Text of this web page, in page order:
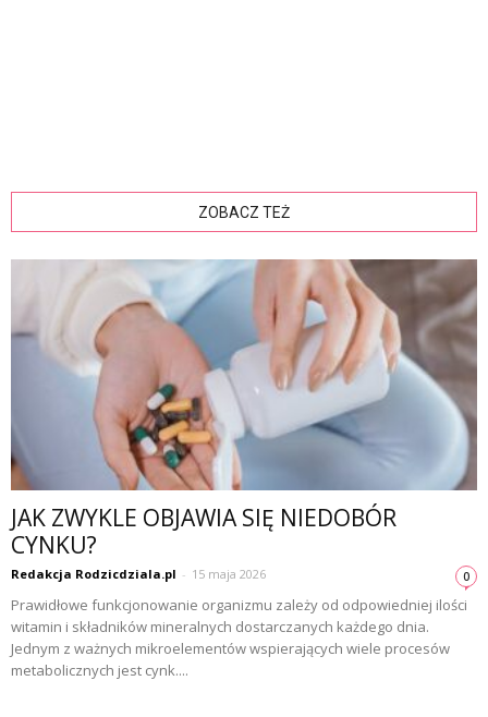
ZOBACZ TEŻ
JAK ZWYKLE OBJAWIA SIĘ NIEDOBÓR
CYNKU?
Redakcja Rodzicdziala.pl - 15 maja 2026 0
Prawidłowe funkcjonowanie organizmu zależy od odpowiedniej ilości
witamin i składników mineralnych dostarczanych każdego dnia.
Jednym z ważnych mikroelementów wspierających wiele procesów
metabolicznych jest cynk....